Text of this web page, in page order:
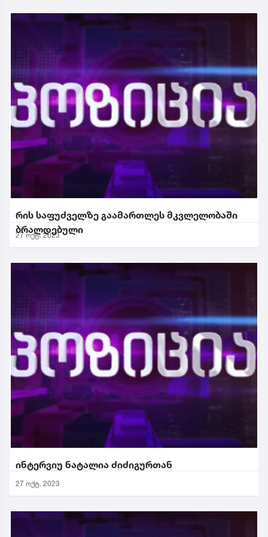
რის საფუძველზე გაამართლეს მკვლელობაში
ბრალდებული
27 ოქტ. 2023
ინტერვიუ ნატალია ძიძიგურთან
27 ოქტ. 2023